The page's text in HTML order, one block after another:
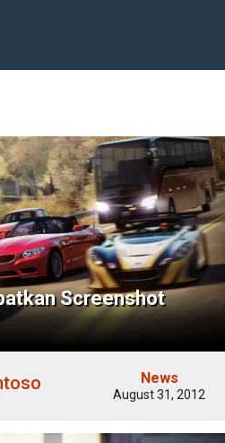
Screenshot
News
August 31, 2012